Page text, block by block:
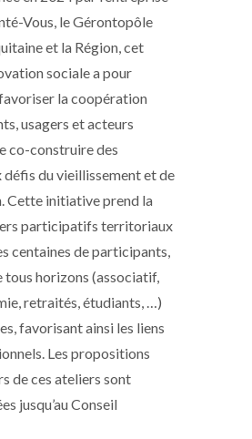
Vous, le Gérontopôle
et la Région, cet
sociale a pour
la coopération
usagers et acteurs
co-construire des
défis du vieillissement et de
Cette initiative prend la
participatifs territoriaux
centaines de participants,
tous horizons (associatif,
retraités, étudiants, …)
favorisant ainsi les liens
Les propositions
de ces ateliers sont
jusqu’au Conseil